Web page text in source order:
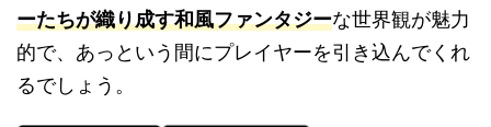
ーたちが織り成す和風ファンタジーな世界観が魅力
的で、あっという間にプレイヤーを引き込んでくれ
るでしょう。